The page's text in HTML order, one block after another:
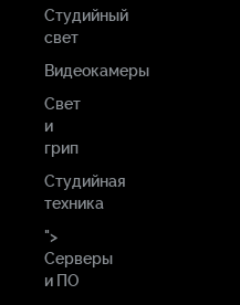
Студийный
свет
Видеокамеры
Свет
и
грип
Студийная
техника
">
Серверы
и ПО